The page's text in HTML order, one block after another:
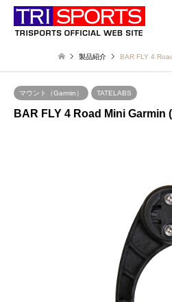
製品紹介 BAR FLY 4
マウント（Garmin） TATELABS
BAR FLY 4 Road Mini Garmin